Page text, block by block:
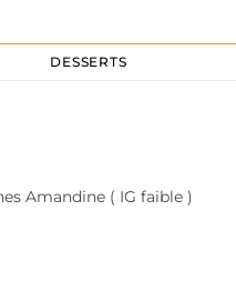
DESSERTS
Amandine ( IG faible )